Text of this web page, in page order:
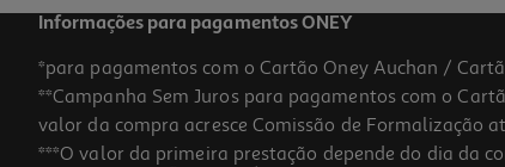
Informações para pagamentos ONEY
*para pagamentos com o Cartão Oney Auchan /
**Campanha Sem Juros para pagamentos com o
valor da compra acresce Comissão de Formalização
***O valor da primeira prestação depende do dia da